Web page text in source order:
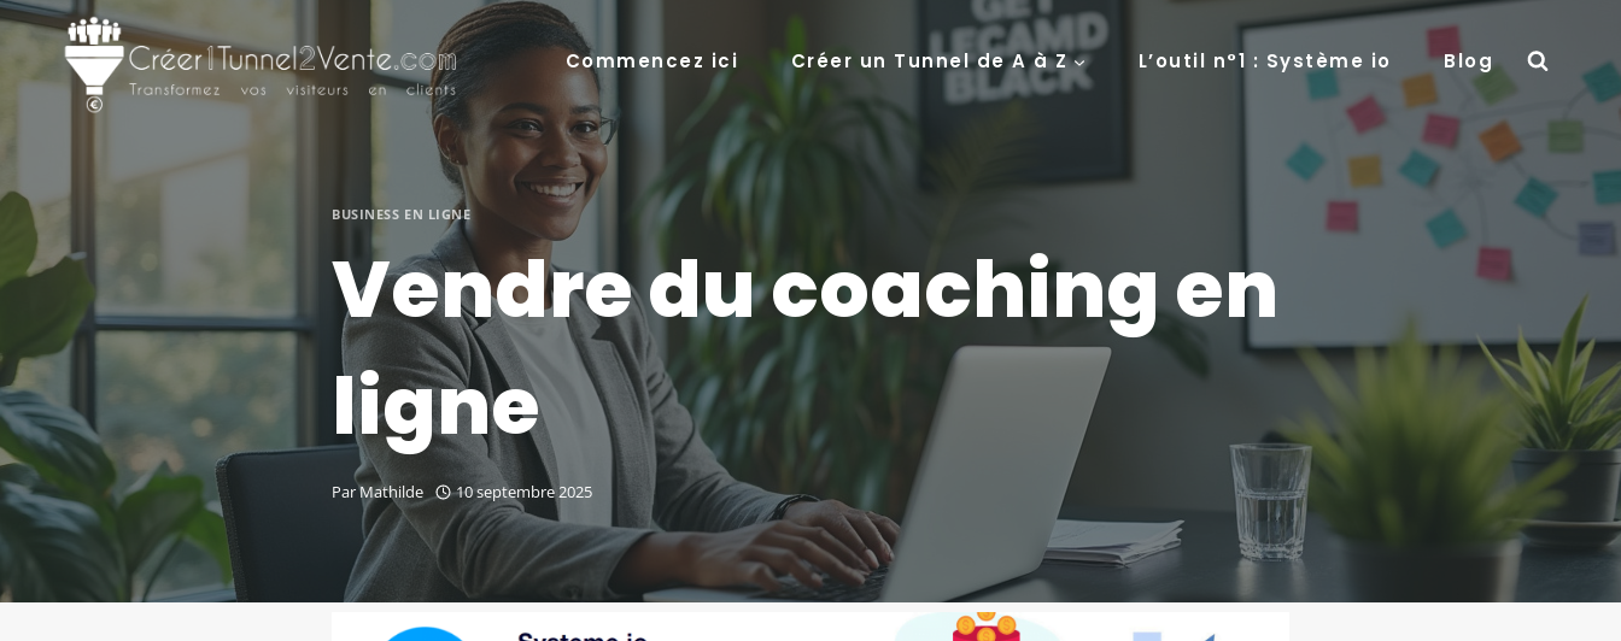
Aller
contenu
Commencez ici Créer un Tunnel de A à Z L’outil n°1 : Système io Blog
BUSINESS EN LIGNE
Vendre du coaching en
ligne
ParMathilde 10 septembre 2025